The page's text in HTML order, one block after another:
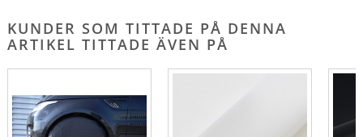
KUNDER SOM TITTADE PÅ DENNA
ARTIKEL TITTADE ÄVEN PÅ